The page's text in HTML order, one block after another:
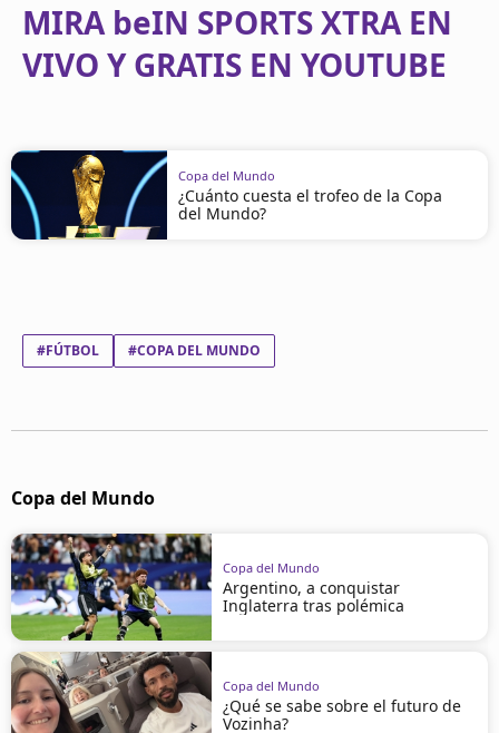
MIRA beIN SPORTS XTRA EN
VIVO Y GRATIS EN YOUTUBE
Copa del Mundo
¿Cuánto cuesta el trofeo de la Copa
del Mundo?
#FÚTBOL #COPA DEL MUNDO
Copa del Mundo
Copa del Mundo
Argentino, a conquistar
Inglaterra tras polémica
Copa del Mundo
¿Qué se sabe sobre el futuro de
Vozinha?